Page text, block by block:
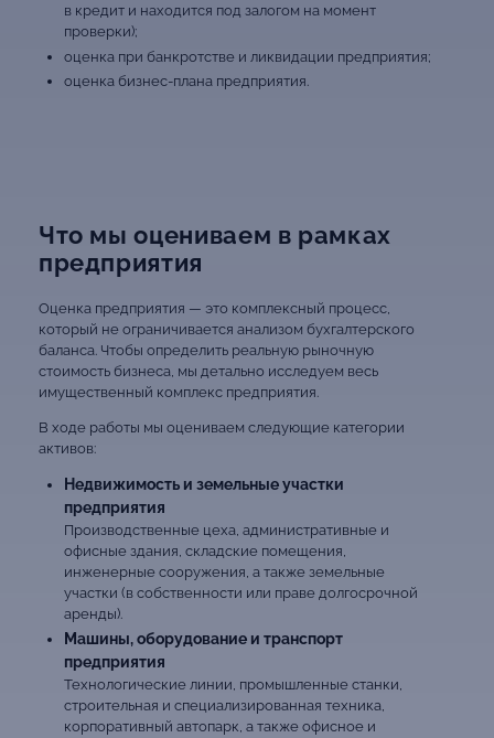
в кредит и находится под залогом на момент
проверки);
оценка при банкротстве и ликвидации предприятия;
оценка бизнес-плана предприятия.
Что мы оцениваем в рамках
предприятия
Оценка предприятия — это комплексный процесс,
который не ограничивается анализом бухгалтерского
баланса. Чтобы определить реальную рыночную
стоимость бизнеса, мы детально исследуем весь
имущественный комплекс предприятия.
В ходе работы мы оцениваем следующие категории
активов:
Недвижимость и земельные участки
предприятия
Производственные цеха, административные и
офисные здания, складские помещения,
инженерные сооружения, а также земельные
участки (в собственности или праве долгосрочной
аренды).
Машины, оборудование и транспорт
предприятия
Технологические линии, промышленные станки,
строительная и специализированная техника,
корпоративный автопарк, а также офисное и